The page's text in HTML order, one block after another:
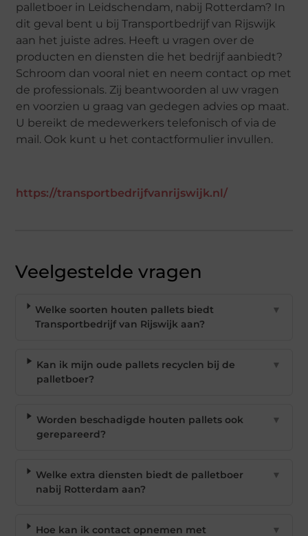
palletboer in Leidschendam, nabij Rotterdam? In
dit geval bent u bij Transportbedrijf van Rijswijk
aan het juiste adres. Heeft u vragen over de
producten en diensten die het bedrijf aanbiedt?
Schroom dan vooral niet en neem contact op met
de professionals. Zij beantwoorden al uw vragen
en voorzien u graag van gedegen advies op maat.
U bereikt de medewerkers telefonisch of via de
mail. Ook kunt u het contactformulier invullen.
https://transportbedrijfvanrijswijk.nl/
Veelgestelde vragen
Welke soorten houten pallets biedt
Transportbedrijf van Rijswijk aan?
▼
Kan ik mijn oude pallets recyclen bij de
palletboer?
▼
Worden beschadigde houten pallets ook
gerepareerd?
▼
Welke extra diensten biedt de palletboer
nabij Rotterdam aan?
▼
Hoe kan ik contact opnemen met ▼